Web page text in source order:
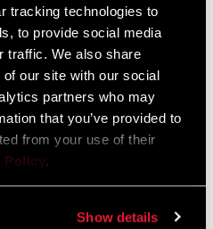
tracking technologies to
to provide social media
traffic. We also share
our site with our social
partners who may
that you’ve provided to
from your use of their
Policy.
Show details
10-52Z